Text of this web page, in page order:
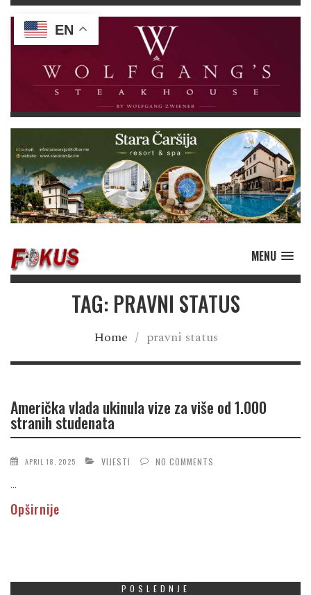
MENU
TAG: PRAVNI STATUS
Home / pravni status
Američka vlada ukinula vize za više od 1.000
stranih studenata
APRIL 18, 2025 VIJESTI NO COMMENTS
...
Opširnije
POSLEDNJE
EN